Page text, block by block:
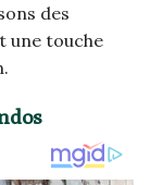
des
une touche